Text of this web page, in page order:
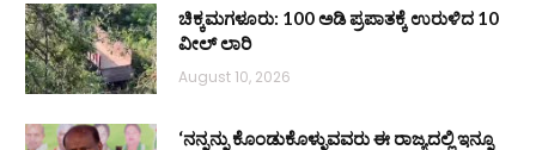
ಚಿಕ್ಕಮಗಳೂರು: 100 ಅಡಿ ಪ್ರಪಾತಕ್ಕೆ ಉರುಳಿದ 10
ವೀಲ್ ಲಾರಿ
August 10, 2026
‘ನನ್ನನ್ನು ಕೊಂಡುಕೊಳ್ಳುವವರು ಈ ರಾಜ್ಯದಲ್ಲಿ ಇನ್ನೂ